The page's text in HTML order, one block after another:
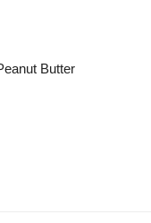
Butter